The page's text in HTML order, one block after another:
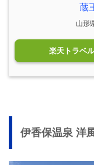
蔵
山形
楽天トラベ
伊香保温泉 洋